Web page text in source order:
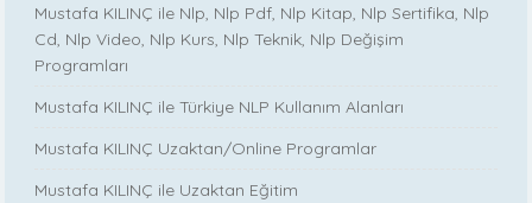
Mustafa KILINÇ ile Nlp, Nlp Pdf, Nlp Kitap, Nlp Sertifika, Nlp
Cd, Nlp Video, Nlp Kurs, Nlp Teknik, Nlp Değişim
Programları
Mustafa KILINÇ ile Türkiye NLP Kullanım Alanları
Mustafa KILINÇ Uzaktan/Online Programlar
Mustafa KILINÇ ile Uzaktan Eğitim